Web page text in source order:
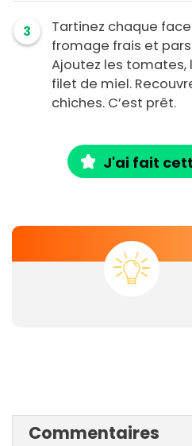
3
Tartinez chaque
fromage frais et
Ajoutez les
filet de miel.
chiches. C’est prêt.
J'ai fait
Commentaires